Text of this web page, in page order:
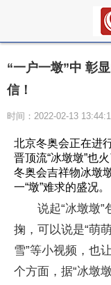
“一户一墩”中 彰
信！
时间：2022-02-13
北京冬奥会正在进
晋顶流“冰墩墩”也
冬奥会吉祥物冰墩
一“墩”难求的盛况。
说起“冰墩墩”
掬，可以说是“萌
雪”等小视频，也
个方面，据“冰墩